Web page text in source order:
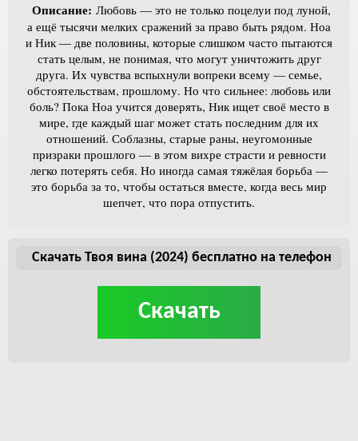
Описание: Любовь — это не только поцелуи под луной,
а ещё тысячи мелких сражений за право быть рядом. Ноа
и Ник — две половины, которые слишком часто пытаются
стать целым, не понимая, что могут уничтожить друг
друга. Их чувства вспыхнули вопреки всему — семье,
обстоятельствам, прошлому. Но что сильнее: любовь или
боль? Пока Ноа учится доверять, Ник ищет своё место в
мире, где каждый шаг может стать последним для их
отношений. Соблазны, старые раны, неугомонные
призраки прошлого — в этом вихре страсти и ревности
легко потерять себя. Но иногда самая тяжёлая борьба —
это борьба за то, чтобы остаться вместе, когда весь мир
шепчет, что пора отпустить.
Скачать Твоя вина (2024) бесплатно на телефон
Скачать